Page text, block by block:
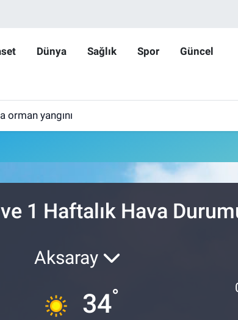
Dünya Sağlık Spor Güncel
yangını
1 Haftalık Hava
Aksaray
34°